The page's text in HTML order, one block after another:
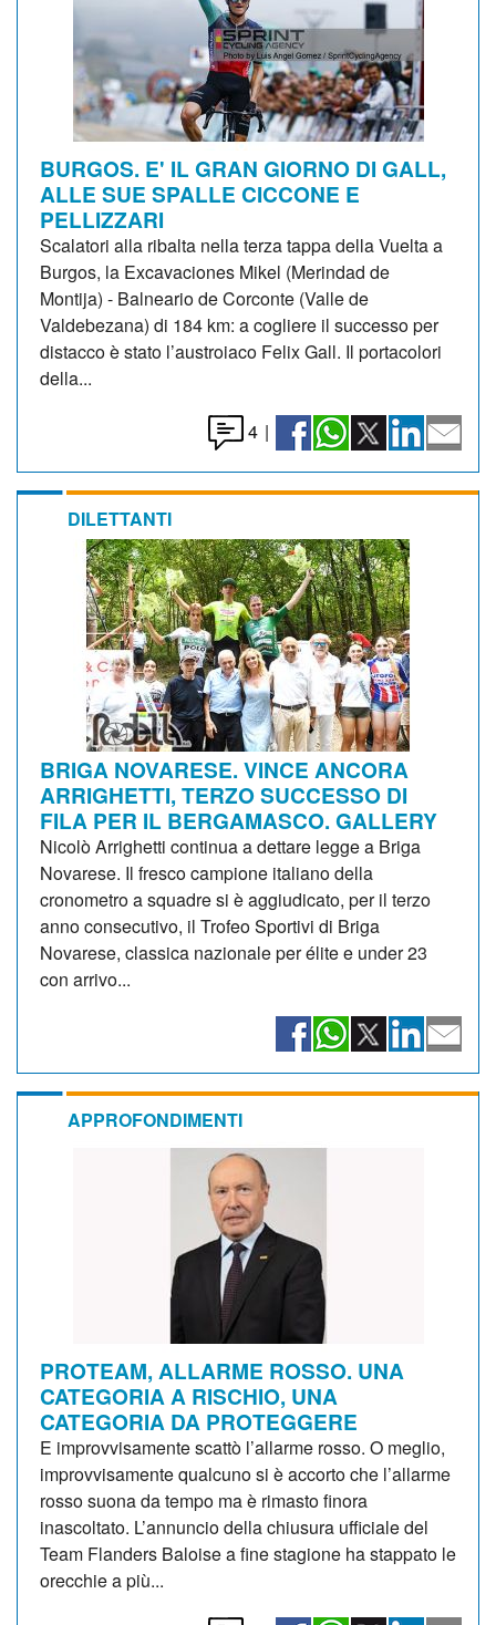
BURGOS. E' IL GRAN GIORNO DI GALL,
ALLE SUE SPALLE CICCONE E
PELLIZZARI
Scalatori alla ribalta nella terza tappa della Vuelta a
Burgos, la Excavaciones Mikel (Merindad de
Montija) - Balneario de Corconte (Valle de
Valdebezana) di 184 km: a cogliere il successo per
distacco è stato l’austroiaco Felix Gall. Il portacolori
della...
4 |
DILETTANTI
BRIGA NOVARESE. VINCE ANCORA
ARRIGHETTI, TERZO SUCCESSO DI
FILA PER IL BERGAMASCO. GALLERY
Nicolò Arrighetti continua a dettare legge a Briga
Novarese. Il fresco campione italiano della
cronometro a squadre si è aggiudicato, per il terzo
anno consecutivo, il Trofeo Sportivi di Briga
Novarese, classica nazionale per élite e under 23
con arrivo...
APPROFONDIMENTI
PROTEAM, ALLARME ROSSO. UNA
CATEGORIA A RISCHIO, UNA
CATEGORIA DA PROTEGGERE
E improvvisamente scattò l’allarme rosso. O meglio,
improvvisamente qualcuno si è accorto che l’allarme
rosso suona da tempo ma è rimasto finora
inascoltato. L’annuncio della chiusura ufficiale del
Team Flanders Baloise a fine stagione ha stappato le
orecchie a più...